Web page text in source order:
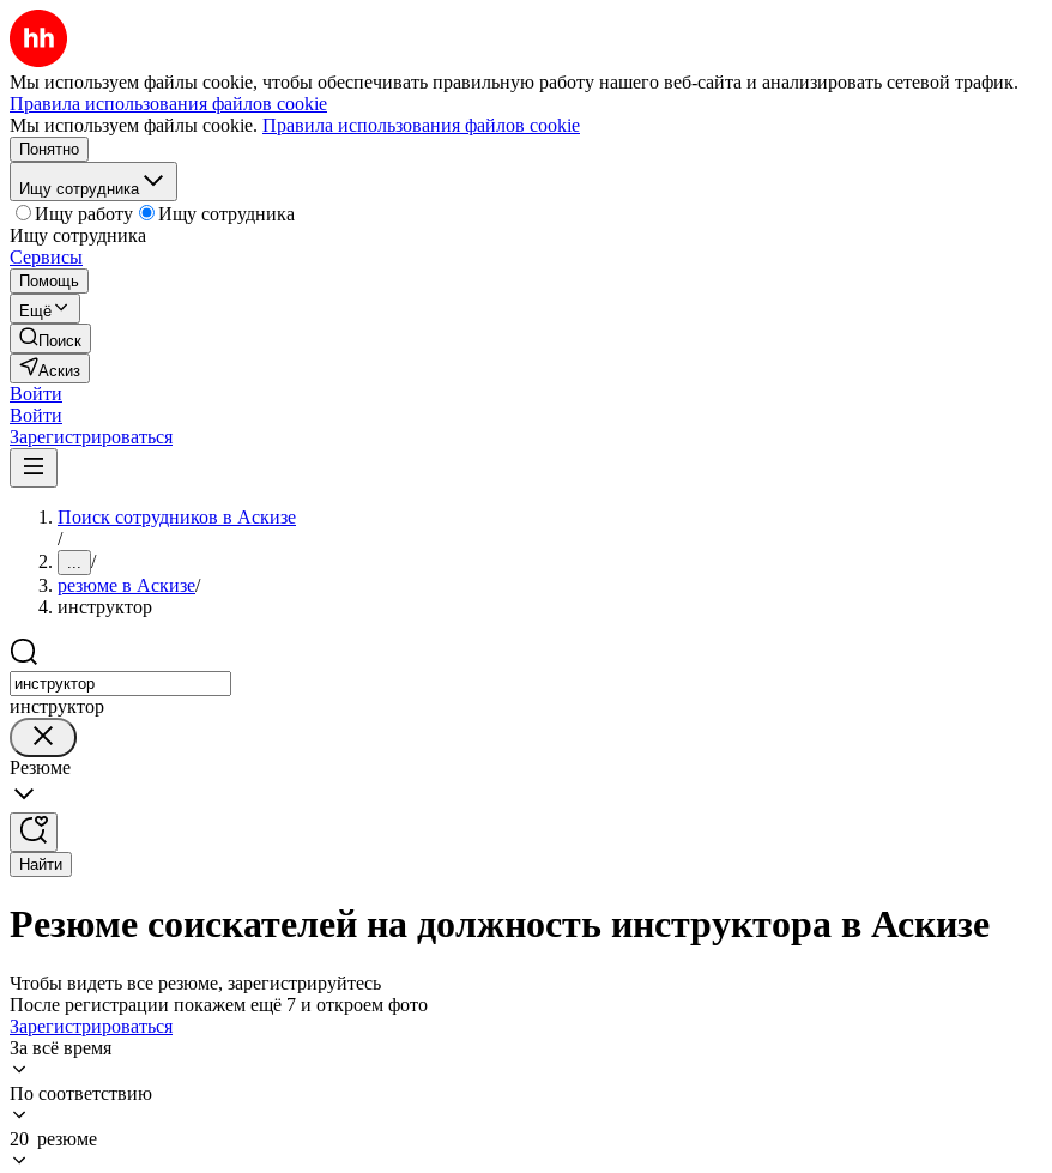
Мы используем файлы cookie, чтобы обеспечивать правильную работу нашего веб-сайта и анализировать сетевой трафик.
Правила использования файлов cookie
Мы используем файлы cookie. Правила использования файлов cookie
Понятно
Ищу сотрудника
Ищу работу
Ищу сотрудника
Ищу сотрудника
Сервисы
Помощь
Ещё
Поиск
Аскиз
Войти
Войти
Зарегистрироваться
Поиск сотрудников в Аскизе
/
... /
резюме в Аскизе/
инструктор
инструктор
Резюме
Найти
Резюме соискателей на должность инструктора в Аскизе
Чтобы видеть все резюме, зарегистрируйтесь
После регистрации покажем ещё 7 и откроем фото
Зарегистрироваться
За всё время
По соответствию
20 резюме